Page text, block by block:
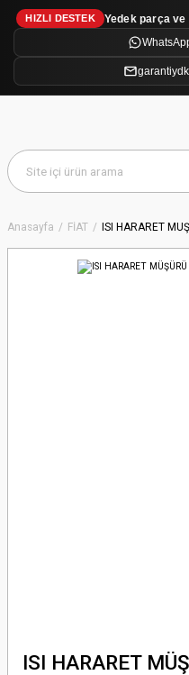
HIZLI DESTEK
Yedek parça
Anasayfa FİAT ISI HARARET
ISI HARARET